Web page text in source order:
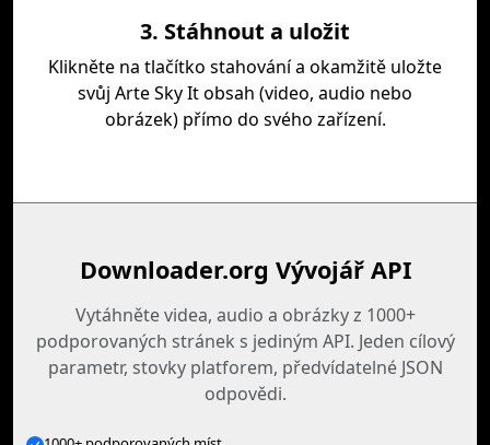
3. Stáhnout a uložit
Klikněte na tlačítko stahování a okamžitě uložte
svůj Arte Sky It obsah (video, audio nebo
obrázek) přímo do svého zařízení.
Downloader.org Vývojář API
Vytáhněte videa, audio a obrázky z 1000+
podporovaných stránek s jediným API. Jeden cílový
parametr, stovky platforem, předvídatelné JSON
odpovědi.